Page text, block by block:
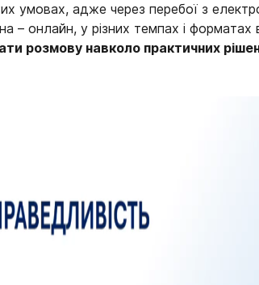
умовах, адже через перебої з
– онлайн, у різних темпах і форматах
розмову навколо практичних